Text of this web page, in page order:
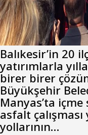
Akın: Benim
hemşerim!
Balıkesir’in 20
yatırımlarla
birer birer
Büyükşehir
Manyas’ta
asfalt
yollarının…